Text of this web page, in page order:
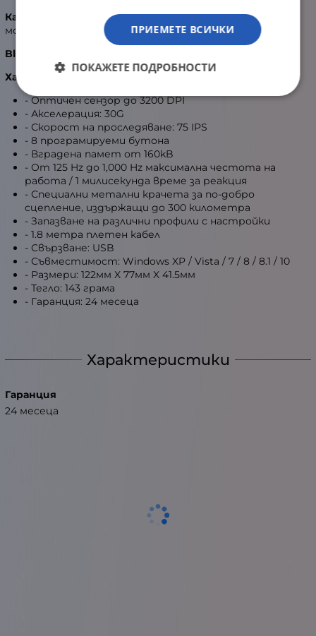
Качество
- Крачетата на Bloody V5m са метални и
могат да издържат до 300 километра експлоатация.
Bloody V7m Геймърска оптична мишка
Характеристики:
- Оптичен сензор до 3200 DPI
- Акселерация: 30G
- Скорост на проследяване: 75 IPS
- 8 програмируеми бутона
- Вградена памет от 160kB
- От 125 Hz до 1,000 Hz максимална честота на
работа / 1 милисекунда време за реакция
- Специални метални крачета за по-добро
сцепление, издържащи до 300 километра
- Запазване на различни профили с настройки
- 1.8 метра плетен кабел
- Свързване: USB
- Съвместимост: Windows XP / Vista / 7 / 8 / 8.1 / 10
- Размери: 122мм X 77мм X 41.5мм
- Тегло: 143 грама
- Гаранция: 24 месеца
Характеристики
Гаранция
24 месеца
ПРИЕМЕТЕ ВСИЧКИ
ПОКАЖЕТЕ ПОДРОБНОСТИ